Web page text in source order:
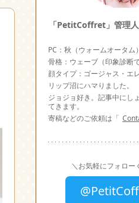
「PetitCoffret」管理
PC：秋（ウォームオータム）
骨格：ウェーブ（印象診断
顔タイプ：ゴージャス・エ
リップ沼にハマりました。
ジョジョ好き。記事中にし
てきます。
寄稿などのご依頼は「
＼お気軽にフォロー